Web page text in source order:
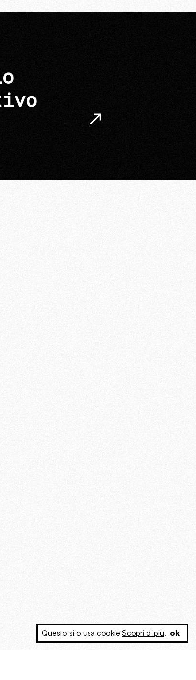
Questo sito usa cookie.Scopri di più. ok